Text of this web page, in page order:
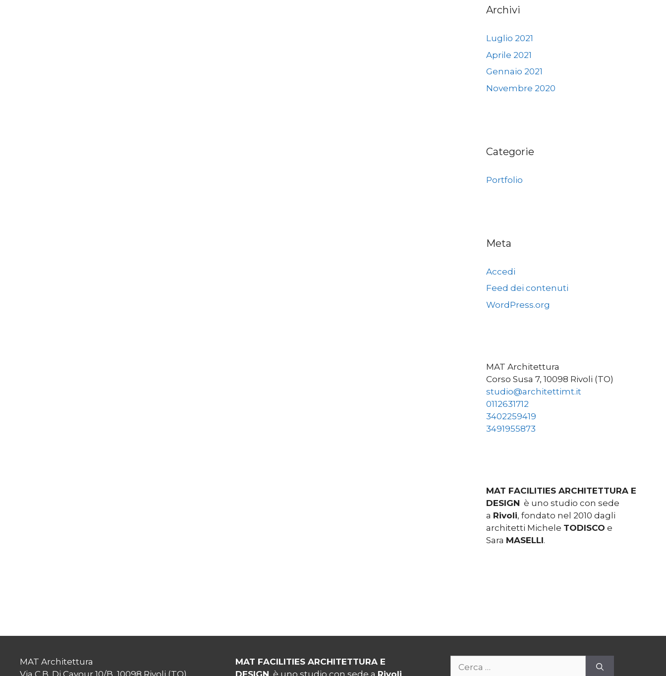
Archivi
Luglio 2021
Aprile 2021
Gennaio 2021
Novembre 2020
Categorie
Portfolio
Meta
Accedi
Feed dei contenuti
WordPress.org
MAT Architettura
Corso Susa 7, 10098 Rivoli (TO)
studio@architettimt.it
0112631712
3402259419
3491955873
MAT FACILITIES ARCHITETTURA E
DESIGN è uno studio con sede
a Rivoli, fondato nel 2010 dagli
architetti Michele TODISCO e
Sara MASELLI.
MAT Architettura
Via C.B. Di Cavour 10/B, 10098 Rivoli (TO)
MAT FACILITIES ARCHITETTURA E
DESIGN è uno studio con sede a Rivoli
per: